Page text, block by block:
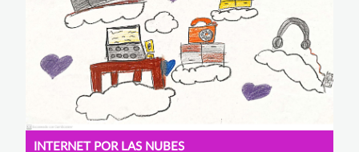
INTERNET POR LAS NUBES